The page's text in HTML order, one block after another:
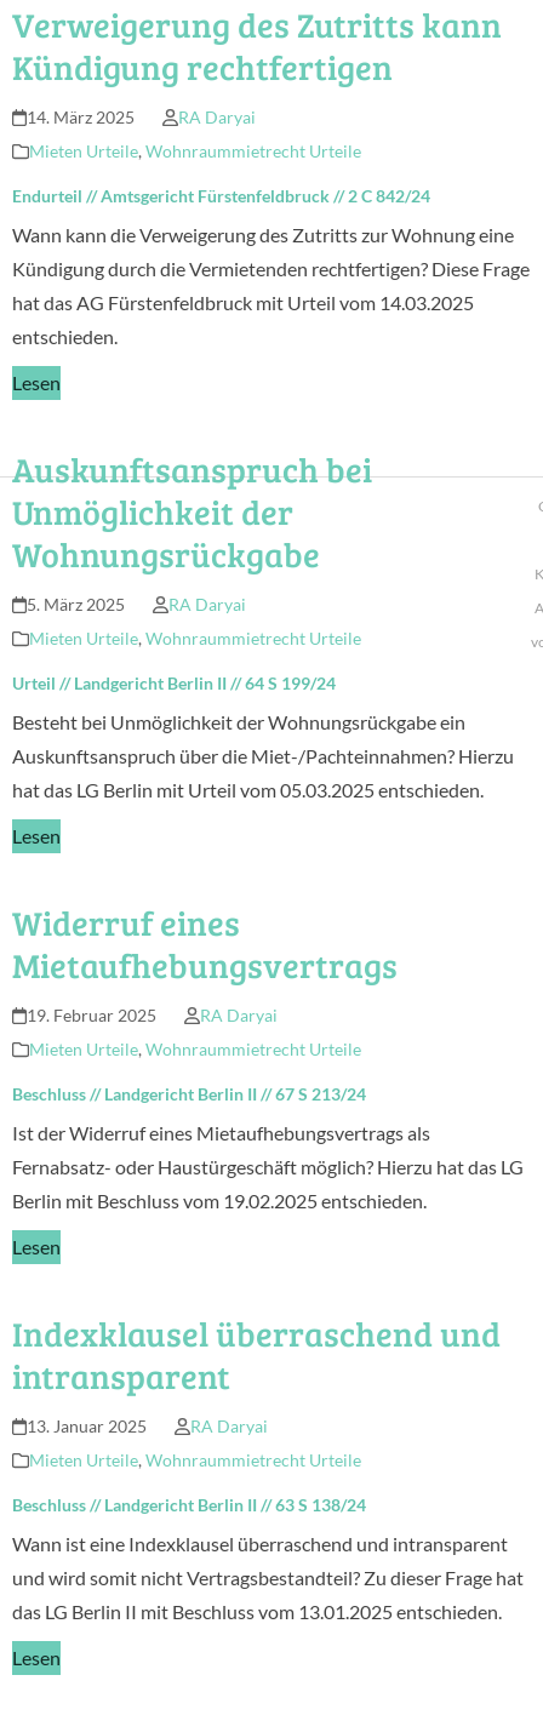
Verweigerung des Zutritts kann
Kündigung rechtfertigen
14. März 2025
RA Daryai
Mieten Urteile, Wohnraummietrecht Urteile
Endurteil //Amtsgericht Fürstenfeldbruck //2 C 842/24
Wann kann die Verweigerung des Zutritts zur Wohnung eine
Kündigung durch die Vermietenden rechtfertigen? Diese Frage
hat das AG Fürstenfeldbruck mit Urteil vom 14.03.2025
entschieden.
Lesen
Auskunftsanspruch bei
Unmöglichkeit der
Wohnungsrückgabe
5. März 2025
RA Daryai
Mieten Urteile, Wohnraummietrecht Urteile
Urteil //Landgericht Berlin II //64 S 199/24
Besteht bei Unmöglichkeit der Wohnungsrückgabe ein
Auskunftsanspruch über die Miet-/Pachteinnahmen? Hierzu
hat das LG Berlin mit Urteil vom 05.03.2025 entschieden.
Lesen
Widerruf eines
Mietaufhebungsvertrags
19. Februar 2025
RA Daryai
Mieten Urteile, Wohnraummietrecht Urteile
Beschluss//Landgericht Berlin II //67 S 213/24
Ist der Widerruf eines Mietaufhebungsvertrags als
Fernabsatz- oder Haustürgeschäft möglich? Hierzu hat das LG
Berlin mit Beschluss vom 19.02.2025 entschieden.
Lesen
Indexklausel überraschend und
intransparent
13. Januar 2025
RA Daryai
Mieten Urteile, Wohnraummietrecht Urteile
Beschluss//Landgericht Berlin II //63 S 138/24
Wann ist eine Indexklausel überraschend und intransparent
und wird somit nicht Vertragsbestandteil? Zu dieser Frage hat
das LG Berlin II mit Beschluss vom 13.01.2025 entschieden.
Lesen